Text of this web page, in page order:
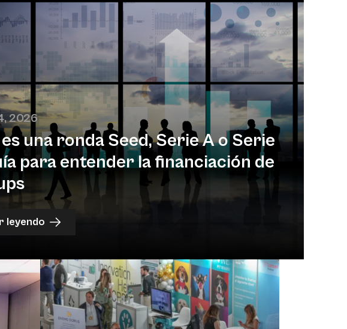
2026
una ronda Seed, Serie A o Serie
para entender la financiación de
leyendo